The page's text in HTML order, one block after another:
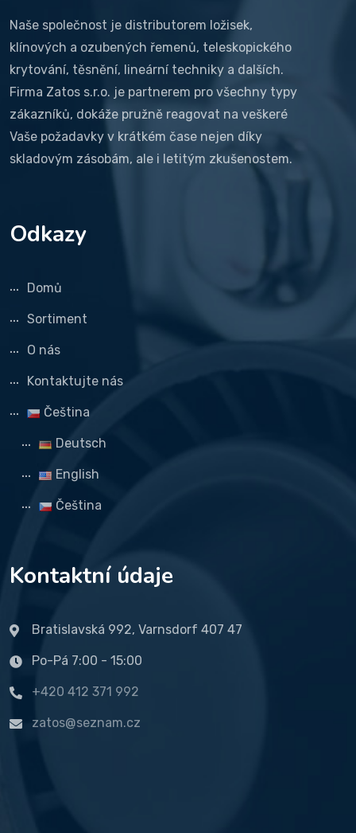
Naše společnost je distributorem ložisek,
klínových a ozubených řemenů, teleskopického
krytování, těsnění, lineární techniky a dalších.
Firma Zatos s.r.o. je partnerem pro všechny typy
zákazníků, dokáže pružně reagovat na veškeré
Vaše požadavky v krátkém čase nejen díky
skladovým zásobám, ale i letitým zkušenostem.
Odkazy
Domů
Sortiment
O nás
Kontaktujte nás
Čeština
Deutsch
English
Čeština
Kontaktní údaje
Bratislavská 992, Varnsdorf 407 47
Po-Pá 7:00 - 15:00
+420 412 371 992
zatos@seznam.cz